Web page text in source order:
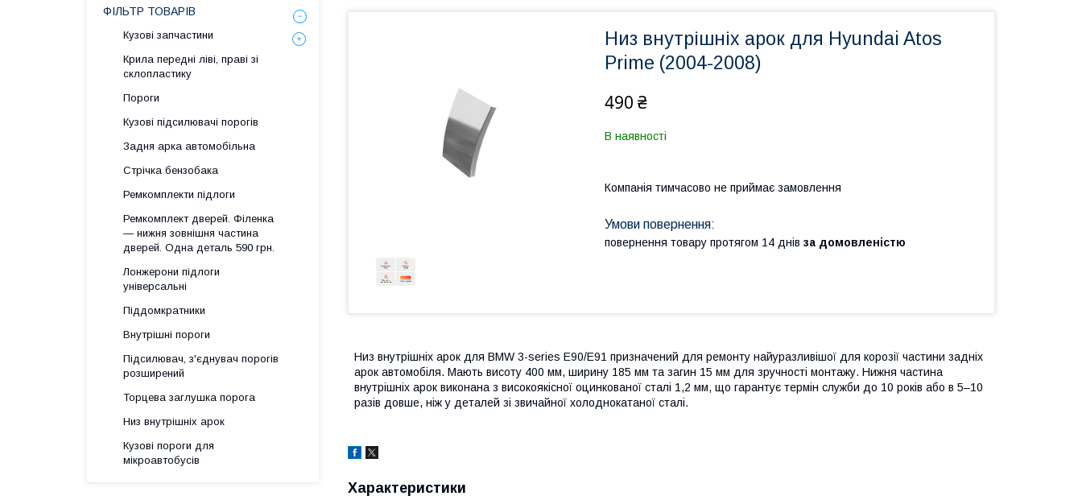
Низ внутрішніх арок для Hyundai Atos
Prime (2004-2008)
490 ₴
В наявності
Компанія тимчасово не приймає замовлення
повернення товару протягом 14 днів за домовленістю
Низ внутрішніх арок для BMW 3-series E90/E91 призначений для ремонту найуразливішої для корозії частини задніх
арок автомобіля. Мають висоту 400 мм, ширину 185 мм та загин 15 мм для зручності монтажу. Нижня частина
внутрішніх арок виконана з високоякісної оцинкованої сталі 1,2 мм, що гарантує термін служби до 10 років або в 5–10
разів довше, ніж у деталей зі звичайної холоднокатаної сталі.
Характеристики
ФІЛЬТР ТОВАРІВ
Кузові запчастини
Крила передні ліві, праві зі
склопластику
Пороги
Кузові підсилювачі порогів
Задня арка автомобільна
Стрічка бензобака
Ремкомплекти підлоги
Ремкомплект дверей. Філенка
— нижня зовнішня частина
дверей. Одна деталь 590 грн.
Лонжерони підлоги
універсальні
Піддомкратники
Внутрішні пороги
Підсилювач, з'єднувач порогів
розширений
Торцева заглушка порога
Низ внутрішніх арок
Кузові пороги для
мікроавтобусів